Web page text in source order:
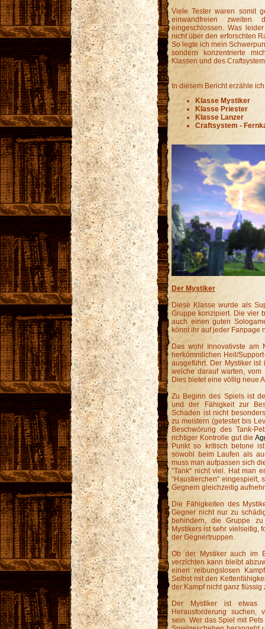
Viele Tester waren somit
einwandfreien zweiten
eingeschlossen. Was
nicht über den erforschten
So legte ich mein
sondern konzentrierte
Klassen und des
In diesem Bericht erzähle
Klasse Mystiker
Klasse Priester
Klasse Lanzer
Craftsystem -
Der Mystiker
Diese Klasse wurde als
Gruppe konzipiert. Die vier
auch einen guten
könnt ihr auf jeder Fanpage
Das wohl Innovativste am
herkömmlichen Heil/
ausgeführt. Der Mystiker
welche darauf warten, vom
Dies bietet eine völlig neue
Zu Beginn des Spiels ist
und der Fähigkeit zur
Schaden ist nicht
zu meistern (getestet bis
Beschwörung des Tank-
richtiger Kontrolle gut die
Punkt so kritisch betone
sowohl beim Laufen als
muss man aufpassen sich
“Tank“ nicht viel. Hat man
“Haustierchen“
Gegnern gleichzeitig
Die Fähigkeiten des
Gegner nicht nur zu
behindern, die Gruppe
Mystikers ist sehr vielseitig,
der Gegnertruppen.
Ob der Mystiker auch im
verzichten kann bleibt
einen reibungslosen
Selbst mit den
der Kampf nicht ganz flüssig
Der Mystiker ist etwas
Herausforderung suchen,
sein. Wer das Spiel mit